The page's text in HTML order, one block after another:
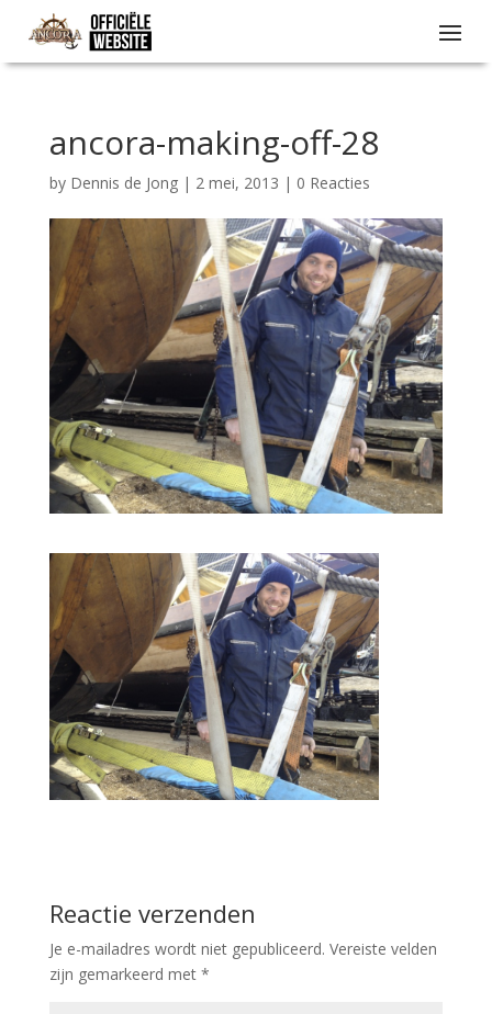
ancora-making-off-28
by Dennis de Jong| 2 mei, 2013 | 0 Reacties
Reactie verzenden
Je e-mailadres wordt niet gepubliceerd. Vereiste velden
zijn gemarkeerd met *